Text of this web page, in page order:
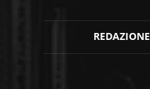
REDAZIONE